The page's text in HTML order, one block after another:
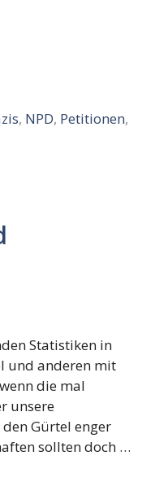
, NPD, Petitionen,
Statistiken in
und anderen mit
die mal
unsere
Gürtel enger
sollten doch …